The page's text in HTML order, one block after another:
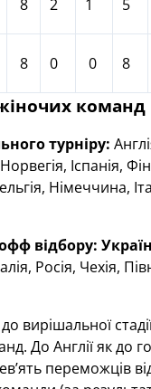
8 2 1 5
8 0 0 8
команд
турніру:
Іспанія,
Німеччина,
відбору:
Росія, Чехія,
до вирішальної
До Англії як до
переможців